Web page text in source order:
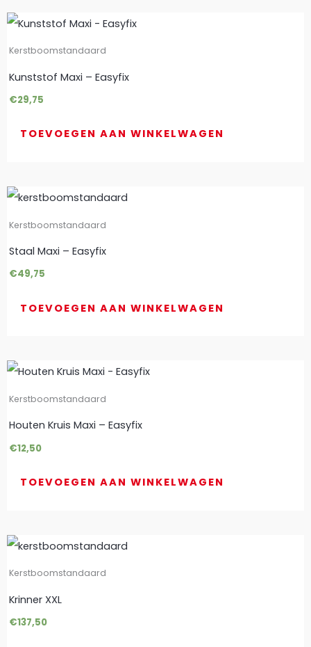
Kerstboomstandaard
Kunststof Maxi – Easyfix
€29,75
TOEVOEGEN AAN WINKELWAGEN
Kerstboomstandaard
Staal Maxi – Easyfix
€49,75
TOEVOEGEN AAN WINKELWAGEN
Kerstboomstandaard
Houten Kruis Maxi – Easyfix
€12,50
TOEVOEGEN AAN WINKELWAGEN
Kerstboomstandaard
Krinner XXL
€137,50